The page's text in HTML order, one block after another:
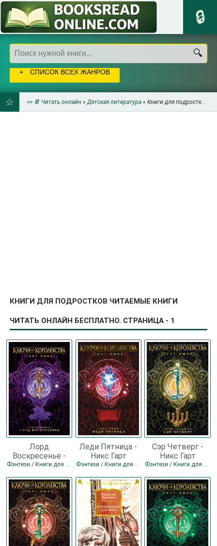
СПИСОК ВСЕХ ЖАНРОВ
👀 📔 Читать онлайн »Детская литература » Книги для подростков
КНИГИ ДЛЯ ПОДРОСТКОВ ЧИТАЕМЫЕ КНИГИ
ЧИТАТЬ ОНЛАЙН БЕСПЛАТНО. СТРАНИЦА - 1
Лорд
Воскресенье -
Никс Гарт
Фэнтези / Книги для подростков
Леди Пятница -
Никс Гарт
Фэнтези / Книги для подростков
Сэр Четверг -
Никс Гарт
Фэнтези / Книги для подростков